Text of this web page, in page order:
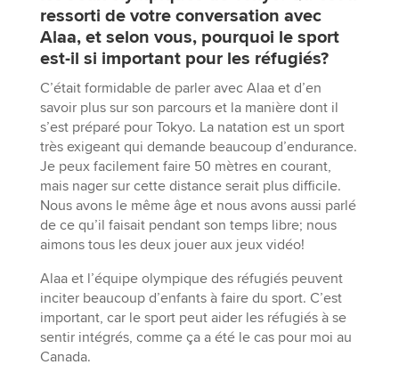
ressorti de votre conversation avec
Alaa, et selon vous, pourquoi le sport
est-il si important pour les réfugiés?
C’était formidable de parler avec Alaa et d’en
savoir plus sur son parcours et la manière dont il
s’est préparé pour Tokyo. La natation est un sport
très exigeant qui demande beaucoup d’endurance.
Je peux facilement faire 50 mètres en courant,
mais nager sur cette distance serait plus difficile.
Nous avons le même âge et nous avons aussi parlé
de ce qu’il faisait pendant son temps libre; nous
aimons tous les deux jouer aux jeux vidéo!
Alaa et l’équipe olympique des réfugiés peuvent
inciter beaucoup d’enfants à faire du sport. C’est
important, car le sport peut aider les réfugiés à se
sentir intégrés, comme ça a été le cas pour moi au
Canada.